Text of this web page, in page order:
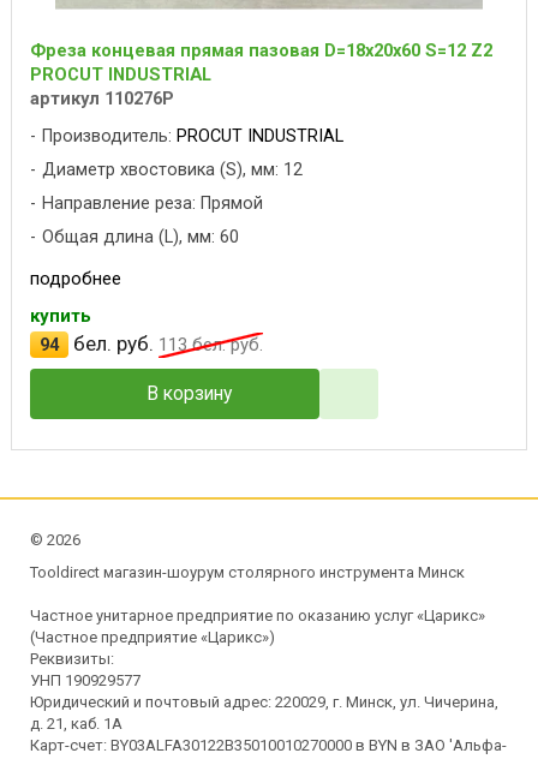
Фреза концевая прямая пазовая D=18x20x60 S=12 Z2
PROCUT INDUSTRIAL
артикул 110276P
Производитель: PROCUT INDUSTRIAL
Диаметр хвостовика (S), мм: 12
Направление реза: Прямой
Общая длина (L), мм: 60
подробнее
купить
94
бел. руб. 113бел. руб.
В корзину
© 2026
Tooldirect магазин-шоурум столярного инструмента Минск
Частное унитарное предприятие по оказанию услуг «Царикс»
(Частное предприятие «Царикс»)
Реквизиты:
УНП 190929577
Юридический и почтовый адрес: 220029, г. Минск, ул. Чичерина,
д. 21, каб. 1А
Карт-счет: BY03ALFA30122B35010010270000 в BYN в ЗАО 'Альфа-